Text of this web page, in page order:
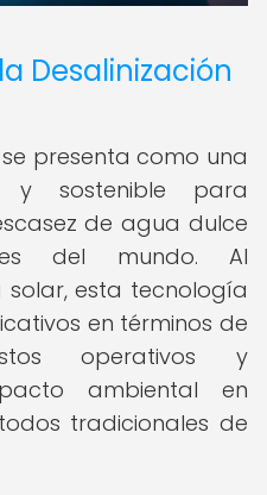
Desalinización
presenta como una
y sostenible para
de agua dulce
del mundo. Al
esta tecnología
en términos de
operativos y
ambiental en
tradicionales de